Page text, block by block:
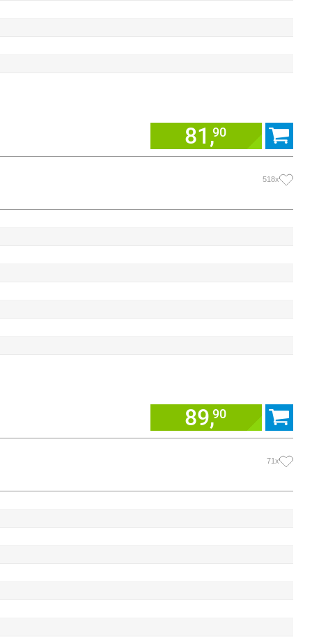
81,90
518x
89,90
71x